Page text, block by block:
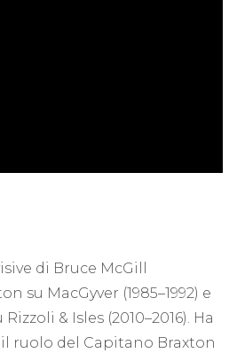
di Bruce McGill
su MacGyver (1985–1992) e
& Isles (2010–2016). Ha
ruolo del Capitano Braxton